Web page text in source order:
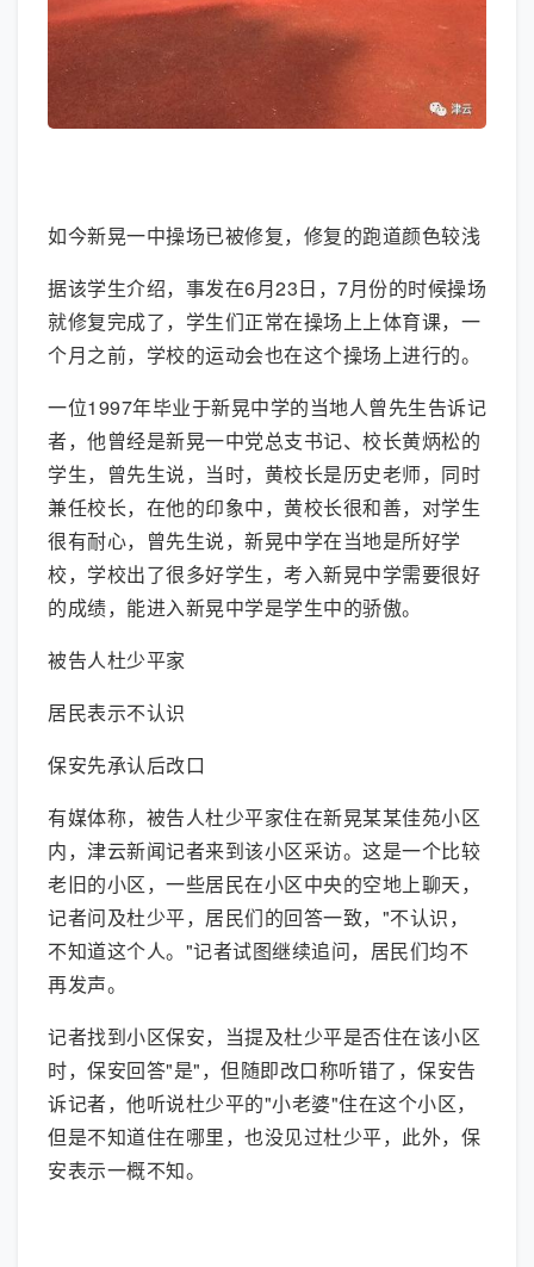
如今新晃一中操场已被修复，修复的跑道颜色较浅
据该学生介绍，事发在6月23日，7月份的时候操场
就修复完成了，学生们正常在操场上上体育课，一
个月之前，学校的运动会也在这个操场上进行的。
一位1997年毕业于新晃中学的当地人曾先生告诉记
者，他曾经是新晃一中党总支书记、校长黄炳松的
学生，曾先生说，当时，黄校长是历史老师，同时
兼任校长，在他的印象中，黄校长很和善，对学生
很有耐心，曾先生说，新晃中学在当地是所好学
校，学校出了很多好学生，考入新晃中学需要很好
的成绩，能进入新晃中学是学生中的骄傲。
被告人杜少平家
居民表示不认识
保安先承认后改口
有媒体称，被告人杜少平家住在新晃某某佳苑小区
内，津云新闻记者来到该小区采访。这是一个比较
老旧的小区，一些居民在小区中央的空地上聊天，
记者问及杜少平，居民们的回答一致，"不认识，
不知道这个人。"记者试图继续追问，居民们均不
再发声。
记者找到小区保安，当提及杜少平是否住在该小区
时，保安回答"是"，但随即改口称听错了，保安告
诉记者，他听说杜少平的"小老婆"住在这个小区，
但是不知道住在哪里，也没见过杜少平，此外，保
安表示一概不知。